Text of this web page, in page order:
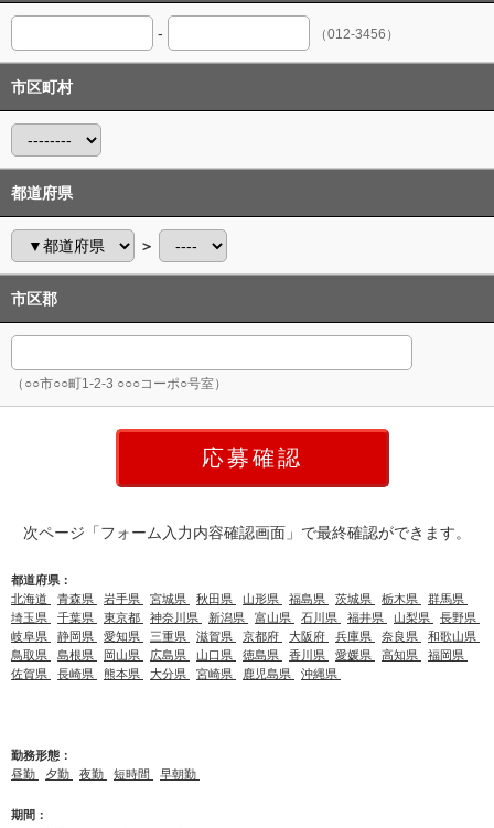
- （012-3456）
市区町村
都道府県
＞
市区郡
（○○市○○町1-2-3 ○○○コーポ○号室）
次ページ「フォーム入力内容確認画面」で最終確認ができます。
都道府県：
北海道
青森県 岩手県 宮城県 秋田県 山形県 福島県 茨城県 栃木県
群馬県
埼玉県
千葉県 東京都 神奈川県 新潟県 富山県 石川県 福井県 山梨県
長野県
岐阜県
静岡県 愛知県 三重県 滋賀県 京都府 大阪府 兵庫県 奈良県
和歌山県
鳥取県
島根県 岡山県 広島県 山口県 徳島県 香川県 愛媛県 高知県
福岡県
佐賀県
長崎県 熊本県 大分県 宮崎県 鹿児島県 沖縄県
勤務形態：
昼勤
夕勤 夜勤 短時間 早朝勤
期間：